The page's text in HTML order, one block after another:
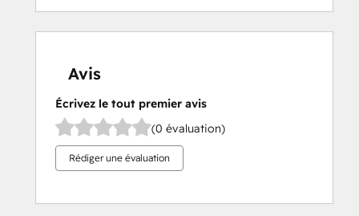
Avis
Écrivez le tout premier avis
(0 évaluation)
Rédiger une évaluation